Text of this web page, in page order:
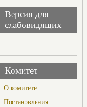
Версия для
слабовидящих
Комитет
О комитете
Постановления